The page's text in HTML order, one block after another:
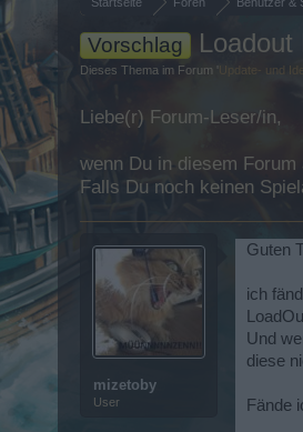
Vorschlag Loadout
Dieses Thema im Forum ' Update- und
Liebe(r) Forum-Leser/in,
wenn Du in diesem
Falls Du noch keinen
mizetoby
User
Guten
ich
Und
diese
Fände